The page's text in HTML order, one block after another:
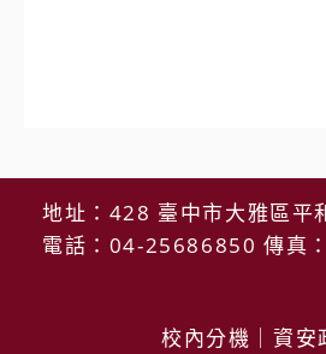
地址：428 臺中市大雅區平
電話：04-25686850 傳真
校內分機 資安